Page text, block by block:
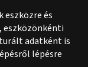
eszközre és
eszközönkénti
adatként is
lépésre